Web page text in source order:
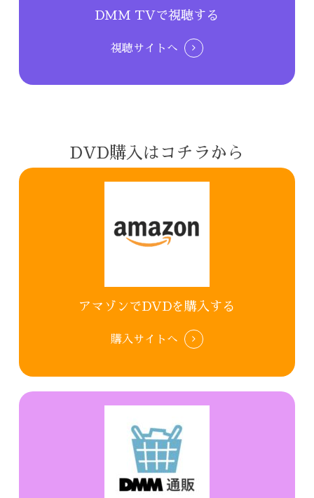
DMM TVで視聴する
視聴サイトへ
DVD購入はコチラから
アマゾンでDVDを購入する
購入サイトへ